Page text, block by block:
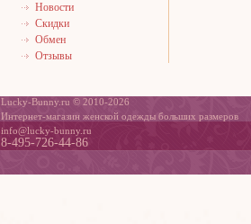
Новости
Скидки
Обмен
Отзывы
Lucky-Bunny.ru © 2010-2026
Интернет-магазин женской одежды больших размеров
info@lucky-bunny.ru
8-495-726-44-86